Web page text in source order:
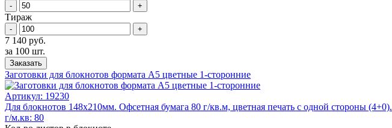
- +
Тираж
- +
7 140 руб.
за 100 шт.
Заказать
Заготовки для блокнотов формата А5 цветные 1-сторонние
Артикул: 19230
Для блокнотов 148х210мм. Офсетная бумага 80 г/кв.м, цветная печать с одной стороны
г/м.кв: 80